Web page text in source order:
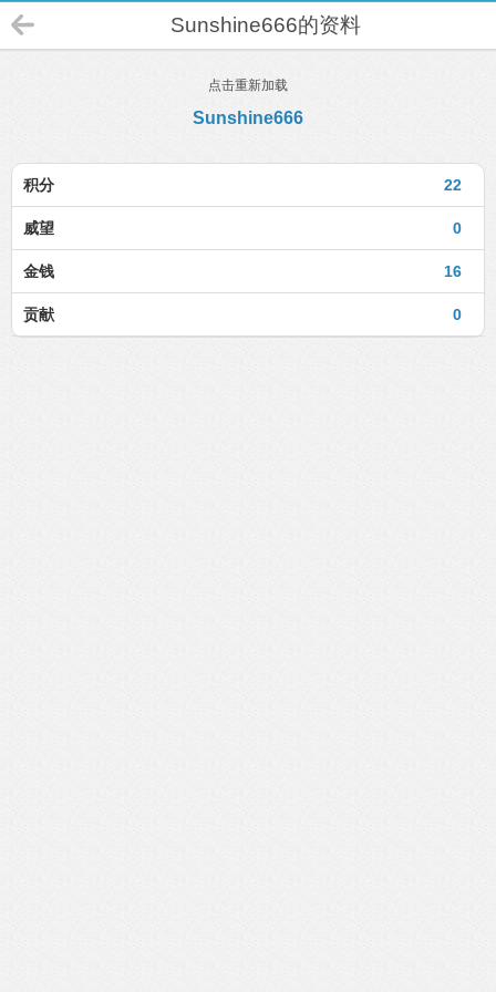
Sunshine666的资料
点击重新加载
Sunshine666
22
积分
0
威望
16
金钱
0
贡献